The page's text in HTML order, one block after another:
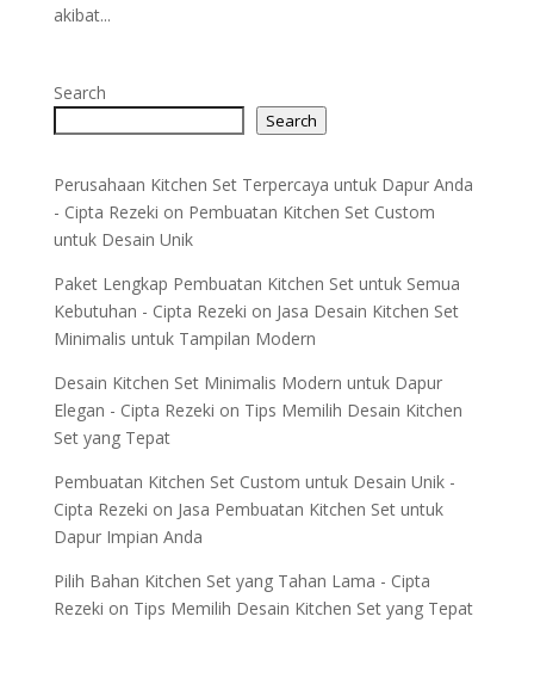
akibat...
Search
Search
Perusahaan Kitchen Set Terpercaya untuk Dapur Anda
- Cipta Rezeki on Pembuatan Kitchen Set Custom
untuk Desain Unik
Paket Lengkap Pembuatan Kitchen Set untuk Semua
Kebutuhan - Cipta Rezeki on Jasa Desain Kitchen Set
Minimalis untuk Tampilan Modern
Desain Kitchen Set Minimalis Modern untuk Dapur
Elegan - Cipta Rezeki on Tips Memilih Desain Kitchen
Set yang Tepat
Pembuatan Kitchen Set Custom untuk Desain Unik -
Cipta Rezeki on Jasa Pembuatan Kitchen Set untuk
Dapur Impian Anda
Pilih Bahan Kitchen Set yang Tahan Lama - Cipta
Rezeki on Tips Memilih Desain Kitchen Set yang Tepat